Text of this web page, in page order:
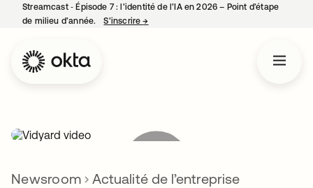
Streamcast ‑ Épisode 7 : l’identité de l’IA en 2026 – Point d’étape
de milieu d’année.
S’inscrire→
Newsroom Actualité de l’entreprise